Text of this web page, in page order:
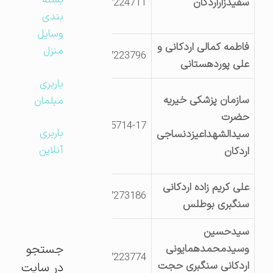
فاطمه کمالی اردکانی و
علی پوردهستانی
3527223796
یزداردکان خ امام
سازمان پزشکی خیریه
حضرت
سیدالشهداعیزدنساجی
اردکان
5714-17
اردکان ابتدای جاده
نائین خ
علی کریم زاده اردکانی
سنگبری بوطلس
3527273186
سیدحسین
وسیدمحمدهمایونی
اردکانی سنگبری حجت
3527223774
یزداردکان خ سنتو
جنب اداره راه
بندی
وسایل
منزل
باربری
مبلمان
باربری
آنلاین
جستجو
در سایت